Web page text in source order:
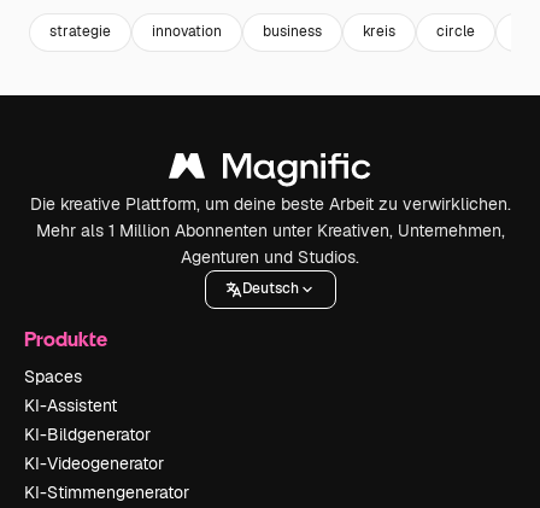
strategie innovation business kreis circle
Die kreative Plattform, um deine beste Arbeit zu verwirklichen.
Mehr als 1 Million Abonnenten unter Kreativen, Unternehmen,
Agenturen und Studios.
Deutsch
Produkte
Spaces
KI-Assistent
KI-Bildgenerator
KI-Videogenerator
KI-Stimmengenerator